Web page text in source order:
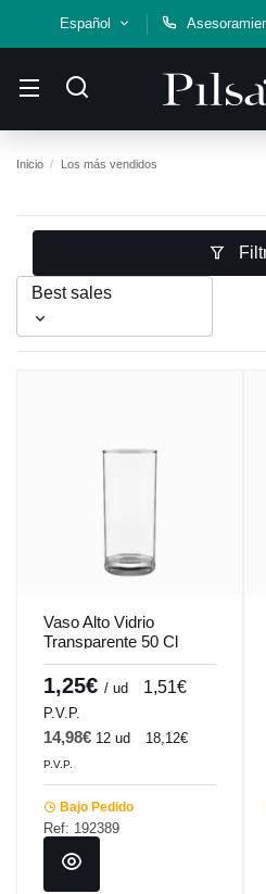
Español
Inicio Los más vendidos
Best sales
Vaso Alto Vidrio
Transparente 50 Cl
Merlot Vicrila
1,25€ / ud 1,51€
P.V.P.
14,98€ 12 ud 18,12€
P.V.P.
Bajo Pedido
Ref: 192389